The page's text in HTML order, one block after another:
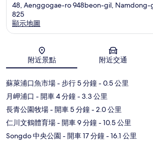
48, Aenggogae-ro 948beon-gil, Namdong-
825
顯示地圖
附近景點 附近交通
蘇萊浦口魚市場- 步行 5 分鐘- 0.5 公里
月岬浦口 - 開車 4 分鐘- 3.3 公里
長青公園牧場- 開車 5 分鐘- 2.0 公里
仁川文鶴體育場- 開車 9 分鐘- 10.5 公里
Songdo 中央公園 - 開車 17 分鐘- 16.1 公里